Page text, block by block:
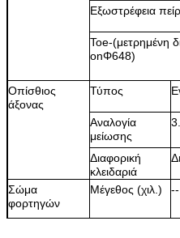
Εξωστρέφεια
Toe-(μετρημένη
onΦ648)
Οπίσθιος
άξονας
Τύπος
Αναλογία
μείωσης
Διαφορική
κλειδαριά
Σώμα
φορτηγών
Μέγεθος (χιλ.) --